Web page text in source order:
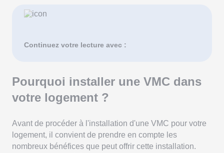
Continuez votre lecture avec :
Pourquoi installer une VMC dans
votre logement ?
Avant de procéder à l'installation d'une VMC pour votre
logement, il convient de prendre en compte les
nombreux bénéfices que peut offrir cette installation.